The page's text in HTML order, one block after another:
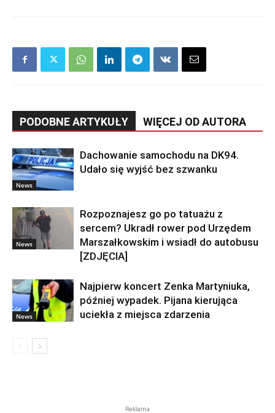
PODOBNE ARTYKUŁY WIĘCEJ OD AUTORA
News
Dachowanie samochodu na DK94.
Udało się wyjść bez szwanku
News
Rozpoznajesz go po tatuażu z
sercem? Ukradł rower pod Urzędem
Marszałkowskim i wsiadł do autobusu
[ZDJĘCIA]
News
Najpierw koncert Zenka Martyniuka,
później wypadek. Pijana kierująca
uciekła z miejsca zdarzenia
Reklama